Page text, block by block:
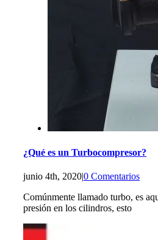
¿Qué es un Turbocompresor?
junio 4th, 2020|0 Comentarios
Comúnmente llamado turbo, es
presión en los cilindros, esto